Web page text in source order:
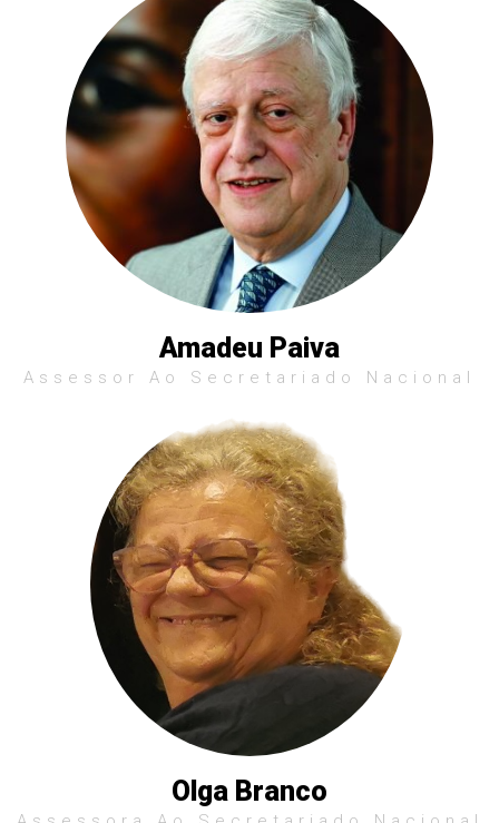
Amadeu Paiva
Assessor Ao Secretariado Nacional
Olga Branco